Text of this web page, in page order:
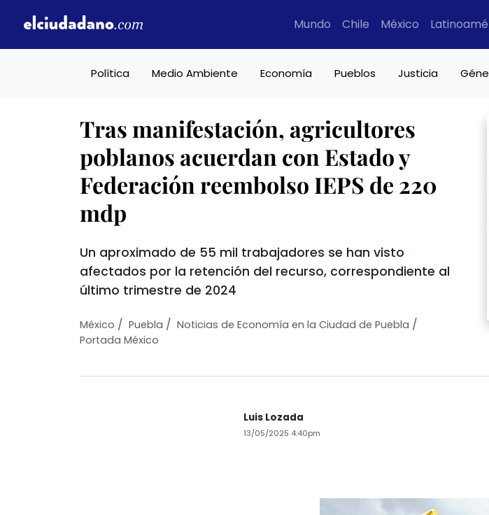
Mundo Chile México
Política Medio Ambiente Economía Pueblos Justicia
Tras manifestación, agricultores
poblanos acuerdan con Estado y
Federación reembolso IEPS de 220
mdp
Un aproximado de 55 mil trabajadores se han visto
afectados por la retención del recurso, correspondiente al
último trimestre de 2024
México / Puebla / Noticias de Economía en la Ciudad de Puebla /
Portada México
Luis Lozada
13/05/2025 4:40pm